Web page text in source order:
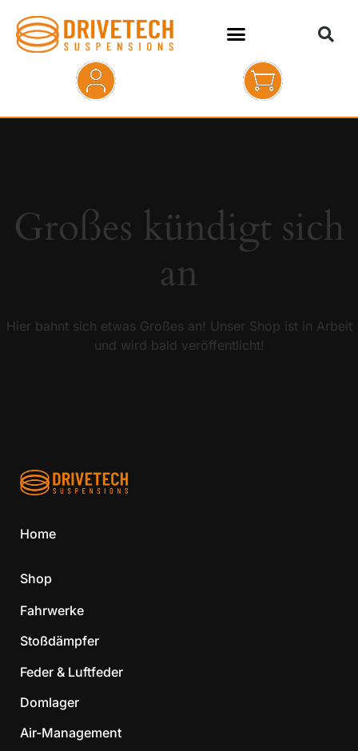
KONTAKT
Großes kündigt sich
an
Hier bahnt sich etwas Großes an! Unser Shop ist in Arbeit
und wird bald veröffentlicht!
Home
Shop
Fahrwerke
Stoßdämpfer
Feder & Luftfeder
Domlager
Air-Management